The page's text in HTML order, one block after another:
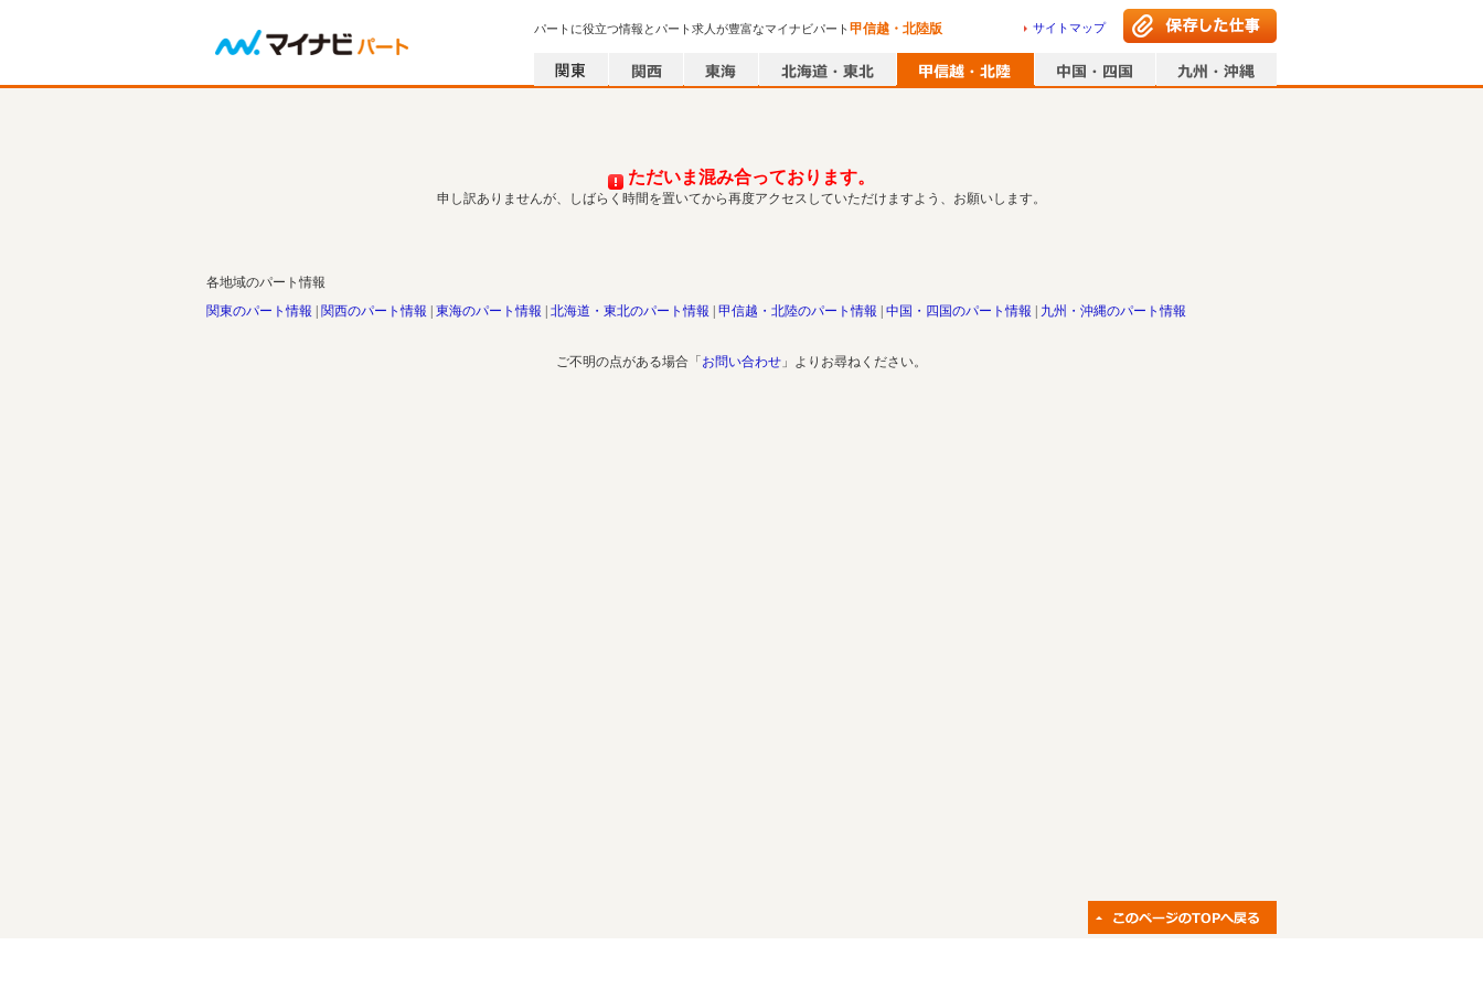
パートに役立つ情報とパート求人が豊富なマイナビパート甲信越・北陸版 サイトマップ
ただいま混み合っております。
申し訳ありませんが、しばらく時間を置いてから再度アクセスしていただけますよう、お願いします。
各地域のパート情報
関東のパート情報
関西のパート情報 東海のパート情報 北海道・東北のパート情報 甲信越・北陸のパート情報 中国・四国のパート情報 九州・沖縄のパート情報
ご不明の点がある場合「 お問い合わせ 」よりお尋ねください。